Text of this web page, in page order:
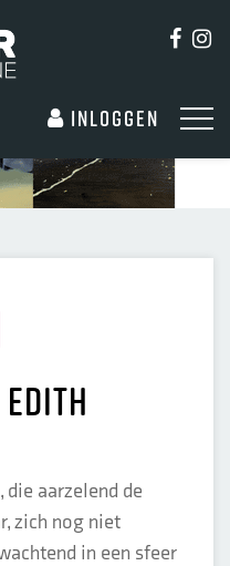
Inloggen
die aarzelend de
zich nog niet
in een sfeer